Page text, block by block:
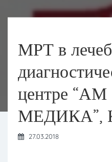
МРТ в
центре “АМ
МЕДИКА”,
27.03.2018